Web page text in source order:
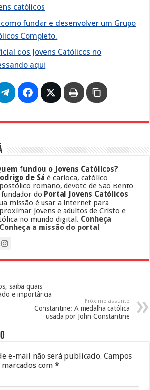
católicos
como fundar e desenvolver um Grupo
Completo.
dos Jovens Católicos no
aqui
fundou o Jovens Católicos?
de Sá é carioca, católico
romano, devoto de São Bento
fundador do Portal Jovens Católicos.
missão é usar a internet para
jovens e adultos de Cristo e
no mundo digital. Conheça
Conheça a missão do portal
saiba quais
e importância
Próximo assunto
Constantine: A medalha católica
usada por John Constantine
e-mail não será publicado. Campos
com*